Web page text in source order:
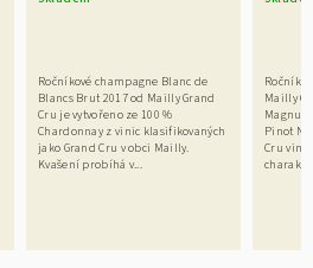
Ročníkové champagne Blanc de
Blancs Brut 2017 od Mailly Grand
Cru je vytvořeno ze 100 %
Chardonnay z vinic klasifikovaných
jako Grand Cru v obci Mailly.
Kvašení probíhá v...
Mailly
Pinot
Cru